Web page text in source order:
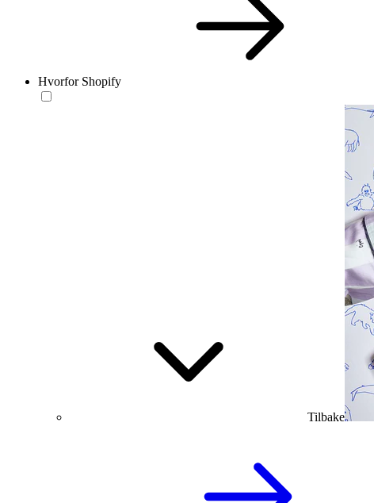
Hvorfor Shopify
Tilbake